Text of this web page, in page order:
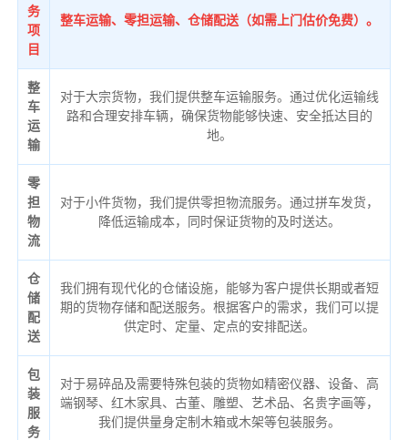
务
项
目
整车运输、零担运输、仓储配送（如需上门估价免费）。
整
车
运
输
对于大宗货物，我们提供整车运输服务。通过优化运输线
路和合理安排车辆，确保货物能够快速、安全抵达目的
地。
零
担
物
流
对于小件货物，我们提供零担物流服务。通过拼车发货，
降低运输成本，同时保证货物的及时送达。
仓
储
配
送
我们拥有现代化的仓储设施，能够为客户提供长期或者短
期的货物存储和配送服务。根据客户的需求，我们可以提
供定时、定量、定点的安排配送。
包
装
服
务
对于易碎品及需要特殊包装的货物如精密仪器、设备、高
端钢琴、红木家具、古董、雕塑、艺术品、名贵字画等，
我们提供量身定制木箱或木架等包装服务。